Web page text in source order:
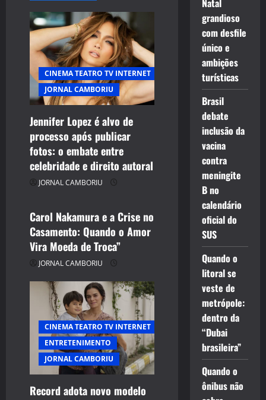
i
g
a
t
i
o
n
CINEMA TEATRO TV INTERNET
JORNAL CAMBORIU
Jennifer Lopez é alvo de
processo após publicar
fotos: o embate entre
celebridade e direito autoral
JORNAL CAMBORIU
CELEBRIDADES
CINEMA TEATRO TV INTERNET
ENTRETENIMENTO
JORNAL CAMBORIU
Carol Nakamura e a Crise no
Casamento: Quando o Amor
Vira Moeda de Troca”
JORNAL CAMBORIU
CINEMA TEATRO TV INTERNET
ENTRETENIMENTO
JORNAL CAMBORIU
Record adota novo modelo
Natal
grandioso
com desfile
único e
ambições
turísticas
Brasil
debate
inclusão da
vacina
contra
meningite
B no
calendário
oficial do
SUS
Quando o
litoral se
veste de
metrópole:
dentro da
“Dubai
brasileira”
Quando o
ônibus não